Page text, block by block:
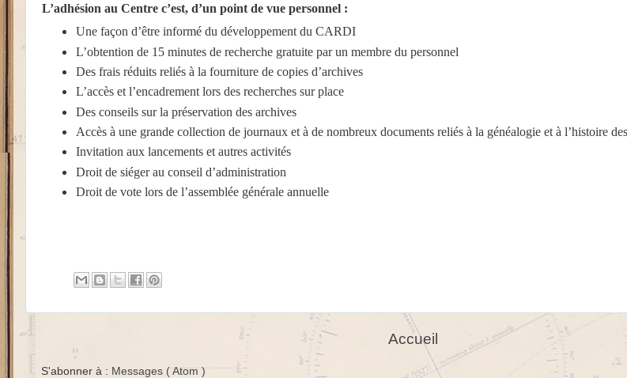
L’adhésion au Centre c’est, d’un point de vue personnel :
Une façon d’être informé du développement du CARDI
L’obtention de 15 minutes de recherche gratuite par un membre du personnel
Des frais réduits reliés à la fourniture de copies d’archives
L’accès et l’encadrement lors des recherches sur place
Des conseils sur la préservation des archives
Accès à une grande collection de journaux et à de nombreux documents reliés à la généalogie et à l’histoire
Invitation aux lancements et autres activités
Droit de siéger au conseil d’administration
Droit de vote lors de l’assemblée générale annuelle
Accueil
S'abonner à : Messages ( Atom )